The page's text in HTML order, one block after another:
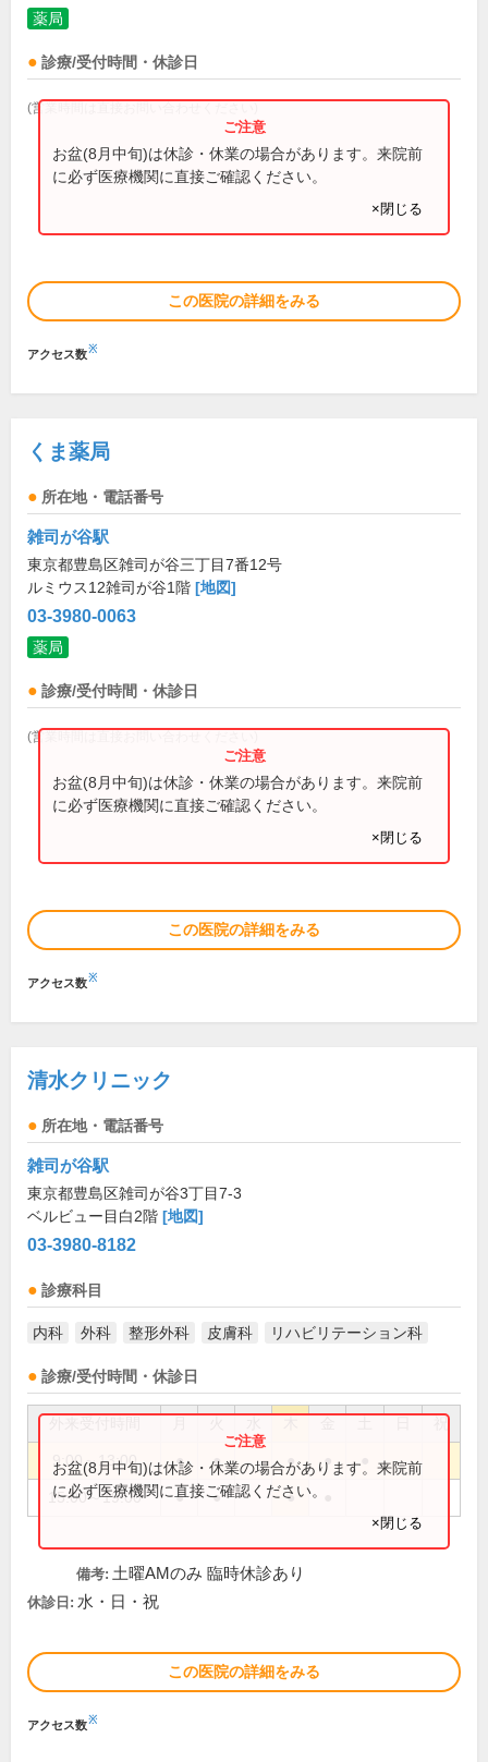
薬局
診療/受付時間・休診日
(営業時間は直接お問い合わせください)
お盆(8月中旬)は休診・休業の場合があります。来院前
に必ず医療機関に直接ご確認ください。
×閉じる
この医院の詳細をみる
アクセス数※
くま薬局
所在地・電話番号
雑司が谷駅
東京都豊島区雑司が谷三丁目7番12号
ルミウス12雑司が谷1階 [地図]
03-3980-0063
薬局
診療/受付時間・休診日
(営業時間は直接お問い合わせください)
お盆(8月中旬)は休診・休業の場合があります。来院前
に必ず医療機関に直接ご確認ください。
×閉じる
この医院の詳細をみる
アクセス数※
清水クリニック
所在地・電話番号
雑司が谷駅
東京都豊島区雑司が谷3丁目7-3
ベルビュー目白2階 [地図]
03-3980-8182
診療科目
内科 外科 整形外科 皮膚科 リハビリテーション科
診療/受付時間・休診日
祝
9:00～13:00 ● ● ● ●
15:00～19:00 ● ● ●
お盆(8月中旬)は休診・休業の場合があります。来院前
に必ず医療機関に直接ご確認ください。
×閉じる
備考: 土曜AMのみ 臨時休診あり
休診日: 水・日・祝
この医院の詳細をみる
アクセス数※